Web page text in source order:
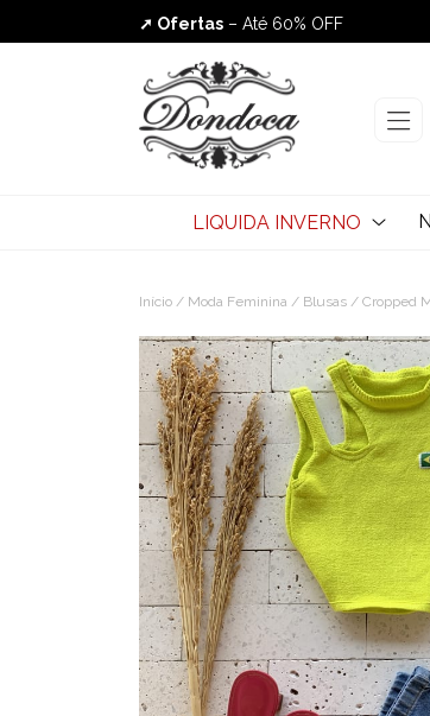
➚ Ofertas – Até 60% OFF
Envio Rápido
LIQUIDA INVERNO
Início / Moda Feminina / Blusas / Cropped